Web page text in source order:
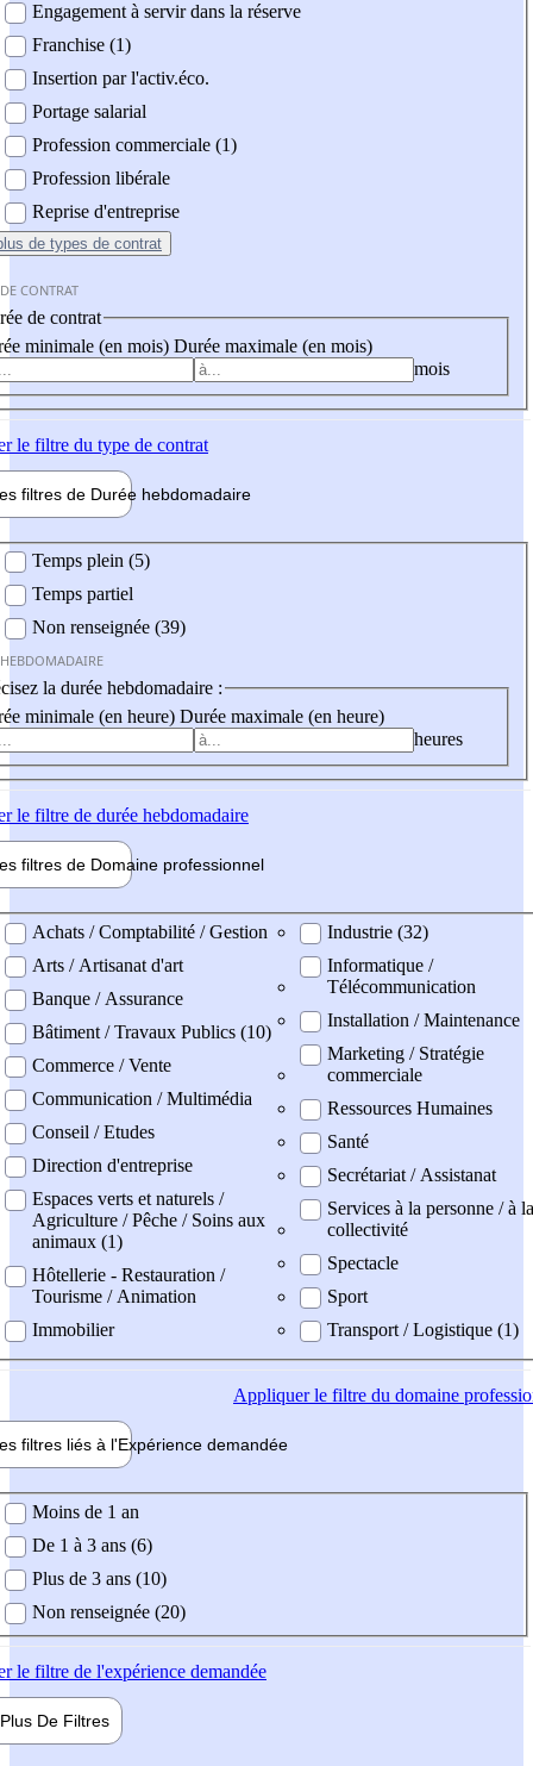
Engagement à servir dans la réserve
Franchise (1)
Insertion par l'activ.éco.
Portage salarial
Profession commerciale (1)
Profession libérale
Reprise d'entreprise
de types de contrat
CONTRAT
de contrat
minimale (en mois) Durée maximale (en mois)
mois
le filtre du type de contrat
filtres de Durée hebdomadaire
Temps plein (5)
Temps partiel
Non renseignée (39)
la durée hebdomadaire :
minimale (en heure) Durée maximale (en heure)
heures
le filtre de durée hebdomadaire
filtres de Domaine professionnel
professionel
Achats / Comptabilité / Gestion
Arts / Artisanat d'art
Banque / Assurance
Bâtiment / Travaux Publics (10)
Commerce / Vente
Communication / Multimédia
Conseil / Etudes
Direction d'entreprise
Espaces verts et naturels /
Agriculture / Pêche / Soins aux
animaux (1)
Hôtellerie - Restauration /
Tourisme / Animation
Immobilier
Industrie (32)
Informatique /
Télécommunication
Installation / Maintenance
Marketing / Stratégie
commerciale
Ressources Humaines
Santé
Secrétariat / Assistanat
Services à la personne / à la
collectivité
Spectacle
Sport
Transport / Logistique (1)
Appliquerle filtre du domaine
filtres liés à l'Expérience demandée
demandée
Moins de 1 an
De 1 à 3 ans (6)
Plus de 3 ans (10)
Non renseignée (20)
le filtre de l'expérience demandée
Plus De Filtres